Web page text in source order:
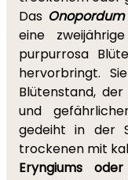
Das
eine
purpurrosa
hervorbringt.
Blütenstand,
und
gedeiht in der
trockenen mit
Eryngiums